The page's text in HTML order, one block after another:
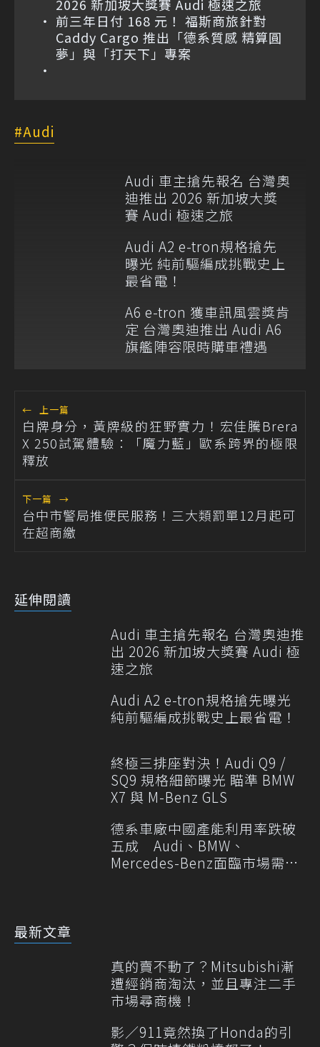
2026 新加坡大獎賽 Audi 極速之旅
前三年日付 168 元！ 福斯商旅針對
Caddy Cargo 推出「德系質感 精算圓
夢」與「打天下」專案
Audi
Audi 車主搶先報名 台灣奧
迪推出 2026 新加坡大獎
賽 Audi 極速之旅
Audi A2 e-tron規格搶先
曝光 純前驅編成挑戰史上
最省電！
A6 e-tron 獲車訊風雲獎肯
定 台灣奧迪推出 Audi A6
旗艦陣容限時購車禮遇
← 上一篇
白牌身分，黃牌級的狂野實力！宏佳騰Brera
X 250試駕體驗：「魔力藍」歐系跨界的極限
釋放
下一篇 →
台中市警局推便民服務！三大類罰單12月起可
在超商繳
延伸閱讀
Audi 車主搶先報名 台灣奧迪推
出 2026 新加坡大獎賽 Audi 極
速之旅
Audi A2 e-tron規格搶先曝光
純前驅編成挑戰史上最省電！
終極三排座對決！Audi Q9 /
SQ9 規格細節曝光 瞄準 BMW
X7 與 M-Benz GLS
德系車廠中國產能利用率跌破
五成 Audi、BMW、
Mercedes-Benz面臨市場需求
最新文章
真的賣不動了？Mitsubishi漸
遭經銷商淘汰，並且專注二手
市場尋商機！
影／911竟然換了Honda的引